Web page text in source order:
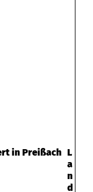
L
a
n
d